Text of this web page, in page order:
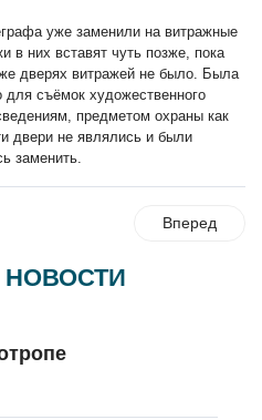
уже заменили на витражные
в них вставят чуть позже, пока
дверях витражей не было. Была
для съёмок художественного
предметом охраны как
двери не являлись и были
заменить.
Вперед